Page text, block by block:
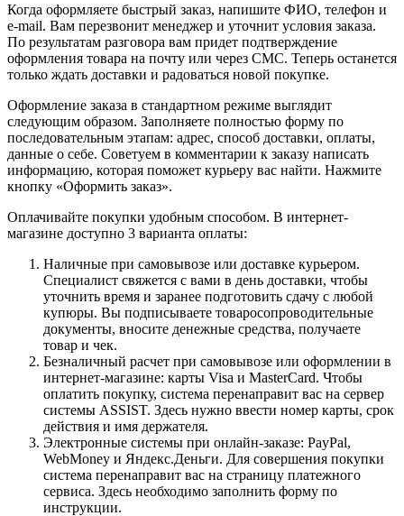
Когда оформляете быстрый заказ, напишите ФИО, телефон и
e-mail. Вам перезвонит менеджер и уточнит условия заказа.
По результатам разговора вам придет подтверждение
оформления товара на почту или через СМС. Теперь останется
только ждать доставки и радоваться новой покупке.
Оформление заказа в стандартном режиме выглядит
следующим образом. Заполняете полностью форму по
последовательным этапам: адрес, способ доставки, оплаты,
данные о себе. Советуем в комментарии к заказу написать
информацию, которая поможет курьеру вас найти. Нажмите
кнопку «Оформить заказ».
Оплачивайте покупки удобным способом. В интернет-
магазине доступно 3 варианта оплаты:
Наличные при самовывозе или доставке курьером.
Специалист свяжется с вами в день доставки, чтобы
уточнить время и заранее подготовить сдачу с любой
купюры. Вы подписываете товаросопроводительные
документы, вносите денежные средства, получаете
товар и чек.
Безналичный расчет при самовывозе или оформлении в
интернет-магазине: карты Visa и MasterCard. Чтобы
оплатить покупку, система перенаправит вас на сервер
системы ASSIST. Здесь нужно ввести номер карты, срок
действия и имя держателя.
Электронные системы при онлайн-заказе: PayPal,
WebMoney и Яндекс.Деньги. Для совершения покупки
система перенаправит вас на страницу платежного
сервиса. Здесь необходимо заполнить форму по
инструкции.